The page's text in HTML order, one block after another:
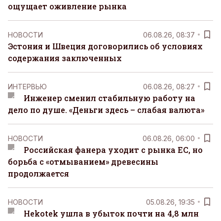
ощущает оживление рынка
НОВОСТИ 06.08.26, 08:37
Эстония и Швеция договорились об условиях
содержания заключенных
ИНТЕРВЬЮ 06.08.26, 08:27
Инженер сменил стабильную работу на
дело по душе. «Деньги здесь – слабая валюта»
НОВОСТИ 06.08.26, 06:00
Российская фанера уходит с рынка ЕС, но
борьба с «отмыванием» древесины
продолжается
НОВОСТИ 05.08.26, 19:35
Hekotek ушла в убыток почти на 4,8 млн